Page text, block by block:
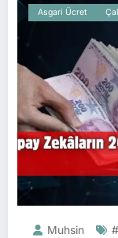
Asgari Ücret
Muhsin